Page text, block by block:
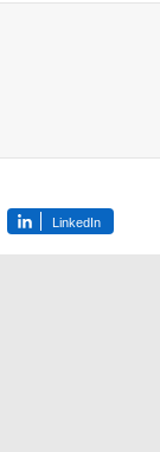
LinkedIn